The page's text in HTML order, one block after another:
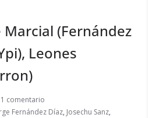
Marcial (Fernández
Leones
1 comentario
Fernández Díaz, Josechu Sanz,